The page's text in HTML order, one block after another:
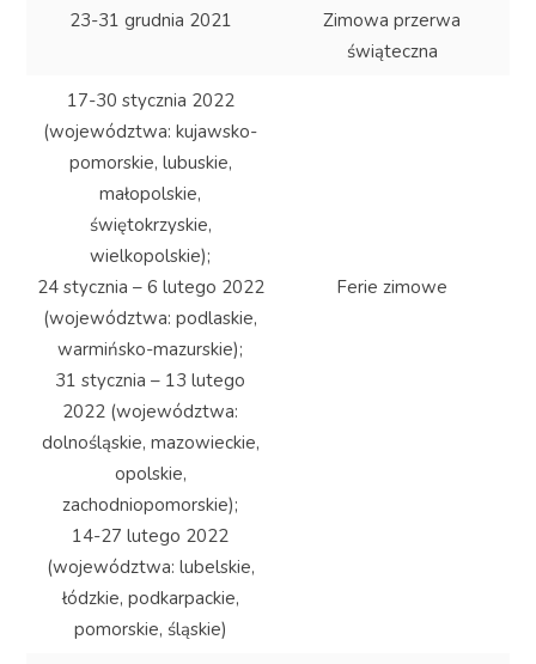
23-31 grudnia 2021
Zimowa przerwa
świąteczna
17-30 stycznia 2022
(województwa: kujawsko-
pomorskie, lubuskie,
małopolskie,
świętokrzyskie,
wielkopolskie);
24 stycznia – 6 lutego 2022
(województwa: podlaskie,
warmińsko-mazurskie);
31 stycznia – 13 lutego
2022 (województwa:
dolnośląskie, mazowieckie,
opolskie,
zachodniopomorskie);
14-27 lutego 2022
(województwa: lubelskie,
łódzkie, podkarpackie,
pomorskie, śląskie)
Ferie zimowe